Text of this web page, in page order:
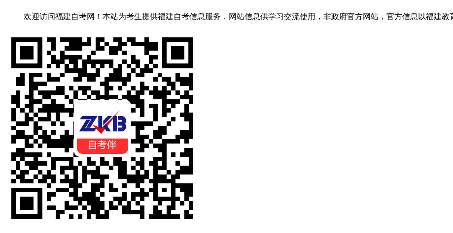
欢迎访问福建自考网！ 本站为考生提供福建自考信息服务，网站信息供学习交流使用，非政府官方网站，官方信息以福建教